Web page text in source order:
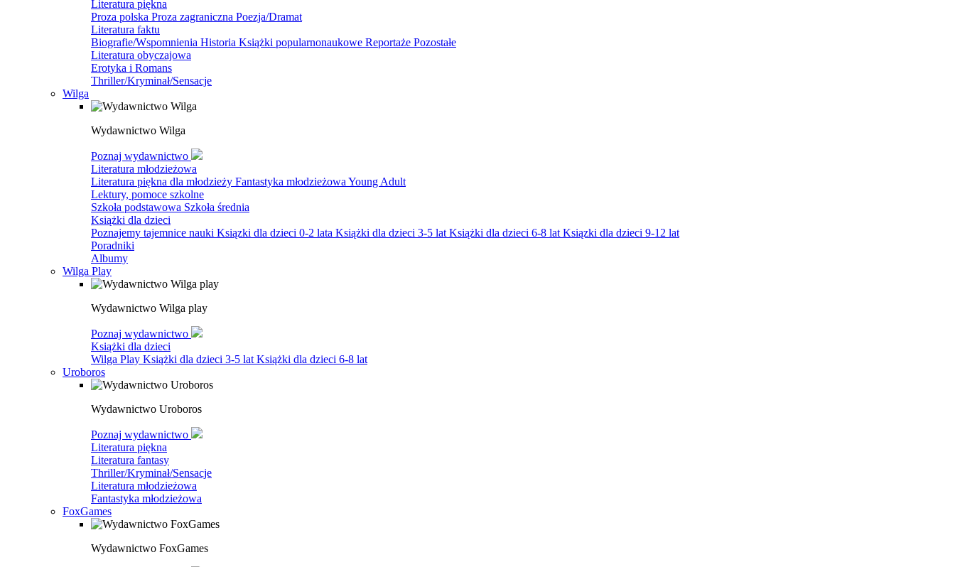
Literatura piękna
Proza polska Proza zagraniczna Poezja/Dramat
Literatura faktu
Biografie/Wspomnienia Historia Książki popularnonaukowe Reportaże Pozostałe
Literatura obyczajowa
Erotyka i Romans
Thriller/Kryminał/Sensacje
Wilga
Wydawnictwo Wilga
Poznaj wydawnictwo
Literatura młodzieżowa
Literatura piękna dla młodzieży Fantastyka młodzieżowa Young Adult
Lektury, pomoce szkolne
Szkoła podstawowa Szkoła średnia
Książki dla dzieci
Poznajemy tajemnice nauki Ksiązki dla dzieci 0-2 lata Książki dla dzieci 3-5 lat Książki dla dzieci 6-8 lat Ksiązki dla dzieci 9-12 lat
Poradniki
Albumy
Wilga Play
Wydawnictwo Wilga play
Poznaj wydawnictwo
Książki dla dzieci
Wilga Play Książki dla dzieci 3-5 lat Książki dla dzieci 6-8 lat
Uroboros
Wydawnictwo Uroboros
Poznaj wydawnictwo
Literatura piękna
Literatura fantasy
Thriller/Kryminał/Sensacje
Literatura młodzieżowa
Fantastyka młodzieżowa
FoxGames
Wydawnictwo FoxGames